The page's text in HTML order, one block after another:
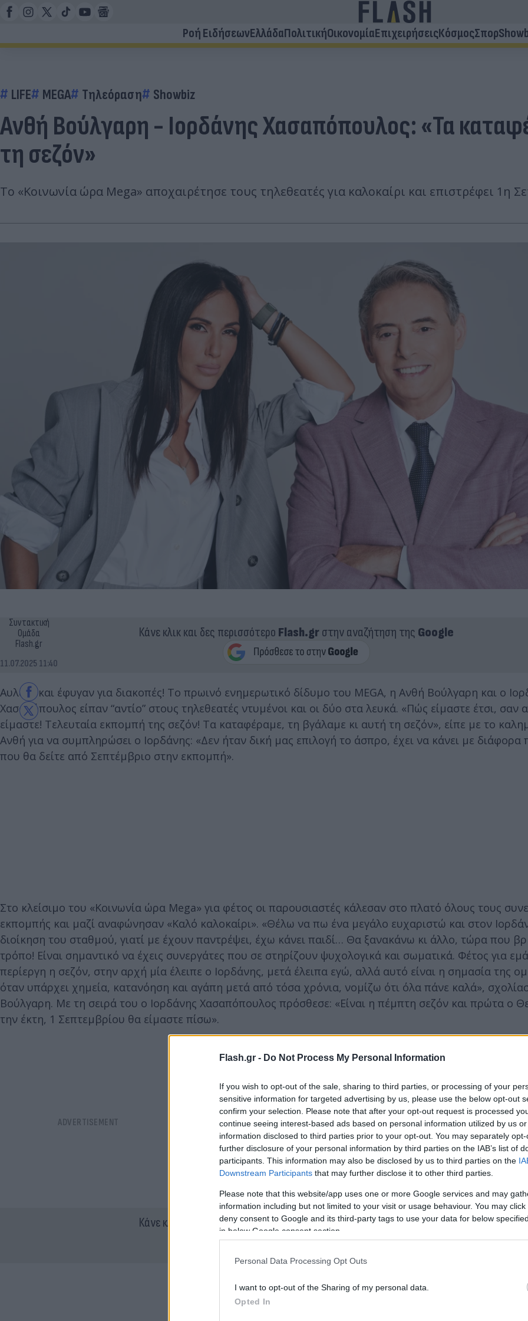
Flash.gr - Do Not Process My Personal Information
If you wish to opt-out of the sale, sharing to third parties, or processing of your
sensitive information for targeted advertising by us, please use the below opt-out
confirm your selection. Please note that after your opt-out request is processed
continue seeing interest-based ads based on personal information utilized by us
information disclosed to third parties prior to your opt-out. You may separately
further disclosure of your personal information by third parties on the IAB’s list of
participants. This information may also be disclosed by us to third parties on the
Downstream Participants that may further disclose it to other third parties.
Please note that this website/app uses one or more Google services and may
information including but not limited to your visit or usage behaviour. You may
deny consent to Google and its third-party tags to use your data for below
in below Google consent section.
Personal Data Processing Opt Outs
I want to opt-out of the Sharing of my personal data.
Opted In
Ροή ΕιδήσεωνΕλλάδαΠολιτικήΟικονομίαΕπιχειρήσειςΚόσμοςΣπορ
LIFE MEGA Τηλεόραση Showbiz
Ανθή Βούλγαρη - Ιορδάνης Χασαπόπουλος: «Τα
τη σεζόν»
Το «Κοινωνία ώρα Mega» αποχαιρέτησε τους τηλεθεατές για καλοκαίρι και επιστρέφει 1η
Συντακτική
Ομάδα
Flash.gr
11.07.2025 11:40
Κάνε κλικ και δες περισσότερο Flash.grστην αναζήτηση της Google
Αυλαία και έφυγαν για διακοπές! Το πρωινό ενημερωτικό δίδυμο του MEGA, η Ανθή Βούλγαρη και ο
Χασαπόπουλος είπαν “αντίο” στους τηλεθεατές ντυμένοι και οι δύο στα λευκά. «Πώς είμαστε έτσι, σαν
είμαστε! Τελευταία εκπομπή της σεζόν! Τα καταφέραμε, τη βγάλαμε κι αυτή τη σεζόν», είπε με το
Ανθή για να συμπληρώσει ο Ιορδάνης: «Δεν ήταν δική μας επιλογή το άσπρο, έχει να κάνει με διάφορα
που θα δείτε από Σεπτέμβριο στην εκπομπή».
Στο κλείσιμο του «Κοινωνία ώρα Mega» για φέτος οι παρουσιαστές κάλεσαν στο πλατό όλους τους
εκπομπής και μαζί αναφώνησαν «Καλό καλοκαίρι». «Θέλω να πω ένα μεγάλο ευχαριστώ και στον
διοίκηση του σταθμού, γιατί με έχουν παντρέψει, έχω κάνει παιδί… Θα ξανακάνω κι άλλο, τώρα που
τρόπο! Είναι σημαντικό να έχεις συνεργάτες που σε στηρίζουν ψυχολογικά και σωματικά. Φέτος για
περίεργη η σεζόν, στην αρχή μία έλειπε ο Ιορδάνης, μετά έλειπα εγώ, αλλά αυτό είναι η σημασία της
όταν υπάρχει χημεία, κατανόηση και αγάπη μετά από τόσα χρόνια, νομίζω ότι όλα πάνε καλά»,
Βούλγαρη. Με τη σειρά του ο Ιορδάνης Χασαπόπουλος πρόσθεσε: «Είναι η πέμπτη σεζόν και πρώτα ο
την έκτη, 1 Σεπτεμβρίου θα είμαστε πίσω».
Κάνε κλικ και δες περισσότεροFlash.grστην αναζήτηση τηςGoogle